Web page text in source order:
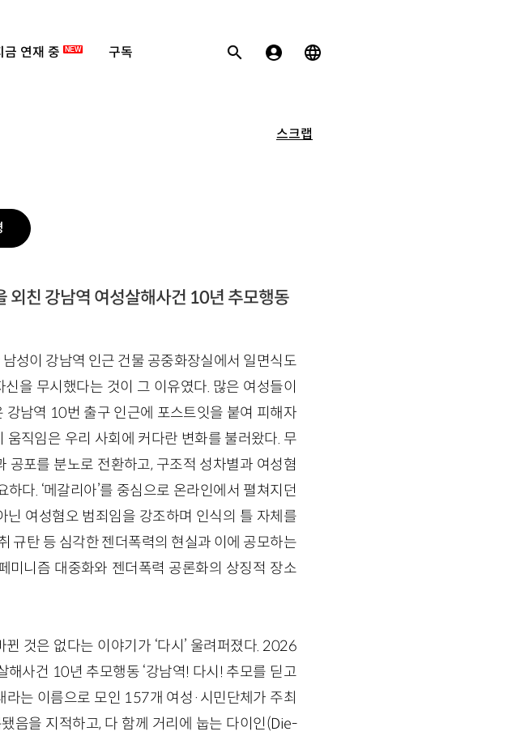
금 연재 중 NEW 구독
스크랩
외친 강남역 여성살해사건 10년 추모행동
성이 강남역 인근 건물 공중화장실에서 일면식도
을 무시했다는 것이 그 이유였다. 많은 여성들이
강남역 10번 출구 인근에 포스트잇을 붙여 피해자
직임은 우리 사회에 커다란 변화를 불러왔다. 무
포를 분노로 전환하고, 구조적 성차별과 여성혐
다. ‘메갈리아’를 중심으로 온라인에서 펼쳐지던
닌 여성혐오 범죄임을 강조하며 인식의 틀 자체를
규탄 등 심각한 젠더폭력의 현실과 이에 공모하는
미니즘 대중화와 젠더폭력 공론화의 상징적 장소
것은 없다는 이야기가 ‘다시’ 울려퍼졌다. 2026
사건 10년 추모행동 ‘강남역! 다시! 추모를 딛고
는 이름으로 모인 157개 여성·시민단체가 주최
음을 지적하고, 다 함께 거리에 눕는 다이인(Die-